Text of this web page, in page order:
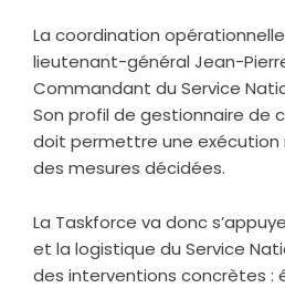
La coordination
lieutenant-général Jean-
Commandant du Service
Son profil de gestionnaire de
doit permettre une exécution
des mesures décidées.
La Taskforce va donc
et la logistique du Service
des interventions concrètes :